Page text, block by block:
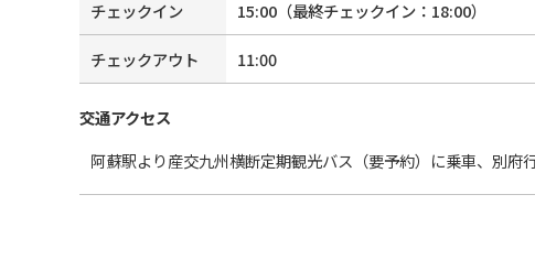
チェックイン
15:00 （最終チェックイン： 18:00）
チェックアウト 11:00
交通アクセス
阿蘇駅より産交九州横断定期観光バス（要予約）に乗車、別府